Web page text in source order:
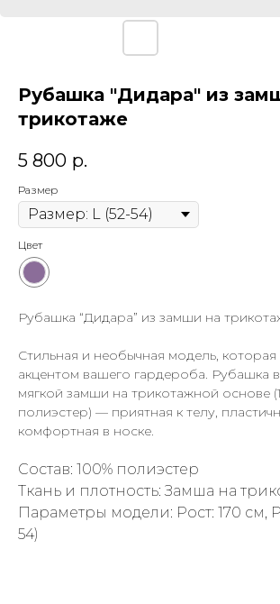
Рубашка "Дидара" из
трикотаже
5 800 р.
Размер
Цвет
Рубашка “Дидара” из замши на
Стильная и необычная модель, которая
акцентом вашего гардероба. Рубашка
мягкой замши на трикотажной основе
полиэстер) — приятная к телу,
комфортная в носке.
Состав: 100% полиэстер
Ткань и плотность: Замша на
Параметры модели: Рост: 170 см,
54)